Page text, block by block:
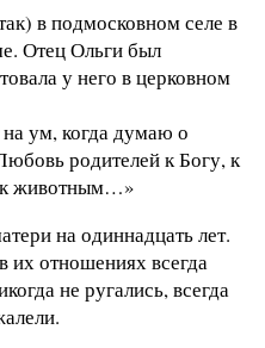
в подмосковном селе в
Отец Ольги был
у него в церковном
ум, когда думаю о
родителей к Богу, к
к животным…»
на одиннадцать лет.
их отношениях всегда
не ругались, всегда